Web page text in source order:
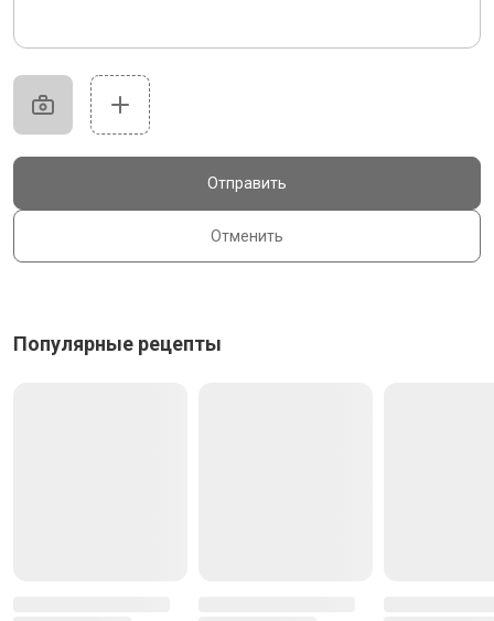
Отменить
Отправить
Популярные рецепты